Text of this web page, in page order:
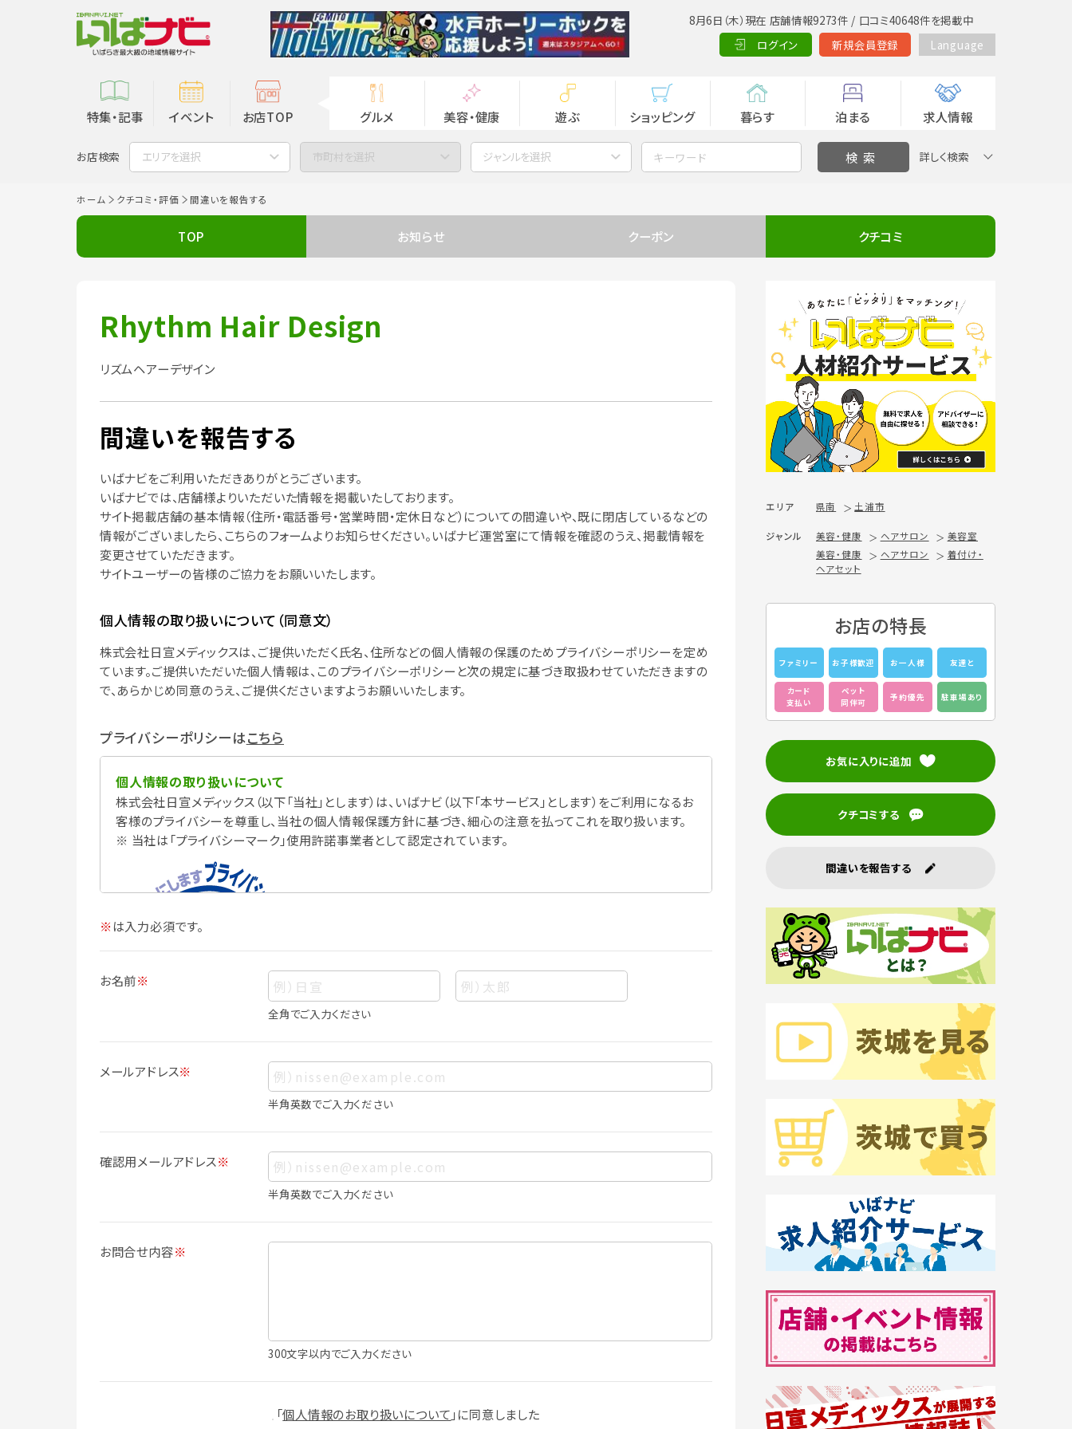
8月6日（木）現在 店舗情報9273件 / 口コミ40648件を掲載中
ログイン
新規会員登録 Language
特集・記事 イベント お店TOP グルメ 美容・健康 遊ぶ ショッピング 暮らす 泊まる 求人情報
お店検索 エリアを選択 市町村を選択 ジャンルを選択 詳しく検索
ホーム クチコミ・評価 間違いを報告する
TOP お知らせ クーポン クチコミ
Rhythm Hair Design
リズムヘアーデザイン
間違いを報告する
いばナビをご利用いただきありがとうございます。
いばナビでは、店舗様よりいただいた情報を掲載いたしております。
サイト掲載店舗の基本情報（住所・電話番号・営業時間・定休日など）についての間違いや、既に閉店しているなどの
情報がございましたら、こちらのフォームよりお知らせください。いばナビ運営室にて情報を確認のうえ、掲載情報を
変更させていただきます。
サイトユーザーの皆様のご協力をお願いいたします。
個人情報の取り扱いについて（同意文）
株式会社日宣メディックスは、ご提供いただく氏名、住所などの個人情報の保護のためプライバシーポリシーを定め
ています。ご提供いただいた個人情報は、このプライバシーポリシーと次の規定に基づき取扱わせていただきますの
で、あらかじめ同意のうえ、ご提供くださいますようお願いいたします。
プライバシーポリシーはこちら
個人情報の取り扱いについて
株式会社日宣メディックス（以下「当社」とします）は、いばナビ（以下「本サービス」とします）をご利用になるお
客様のプライバシーを尊重し、当社の個人情報保護方針に基づき、細心の注意を払ってこれを取り扱います。
※ 当社は「プライバシーマーク」使用許諾事業者として認定されています。
個人情報
個人情報とは、お客様個人に関する情報であって、当該情報を構成する氏名、住所、電話番号、メールアドレ
ス、生年月日、写真その他の記述等により、お客様個人を特定できるものをいいます。また、その情報のみで
は識別できない場合でも、他の情報と容易に照合することで、結果的にお客様個人を識別できるものも個
個人情報の利用目的について
本サービスにおける個人情報の利用目的は以下の通りであり、これらの目的達成の範囲を超えてお客様の
個人情報を利用することはありません。
・会員ポイントプログラムの運営
・各種お申込みや、お問い合わせへの対応
・投稿したクチコミ情報、写真の本サービスへの掲載
※は入力必須です。
お名前※
全角でご入力ください
メールアドレス※
半角英数でご入力ください
確認用メールアドレス※
半角英数でご入力ください
お問合せ内容※
300文字以内でご入力ください
「個人情報のお取り扱いについて 」に同意しました
エリア 県南 土浦市
ジャンル 美容・健康 ヘアサロン
美容室
美容・健康
ヘアサロン
着付け・
ヘアセット
お店の特長
ファミリー お子様歓迎 お一人様 友達と
カード
支払い
ペット
同伴可
予約優先 駐車場あり
お気に入りに追加
クチコミする
間違いを報告する